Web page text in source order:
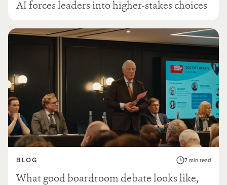
AI forces leaders into higher-stakes choices
BLOG 7 min read
What good boardroom debate looks like,